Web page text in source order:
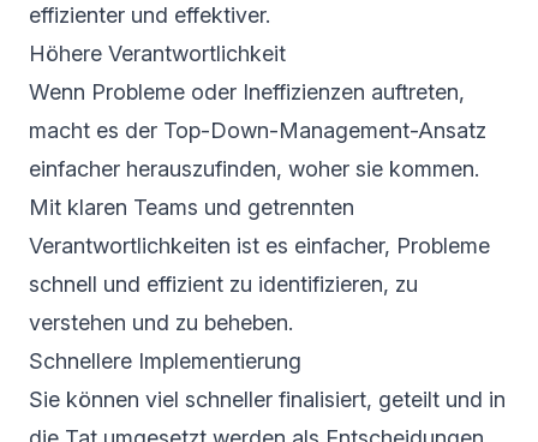
effizienter und effektiver.
Höhere Verantwortlichkeit
Wenn Probleme oder Ineffizienzen auftreten,
macht es der Top-Down-Management-Ansatz
einfacher herauszufinden, woher sie kommen.
Mit klaren Teams und getrennten
Verantwortlichkeiten ist es einfacher, Probleme
schnell und effizient zu identifizieren, zu
verstehen und zu beheben.
Schnellere Implementierung
Sie können viel schneller finalisiert, geteilt und in